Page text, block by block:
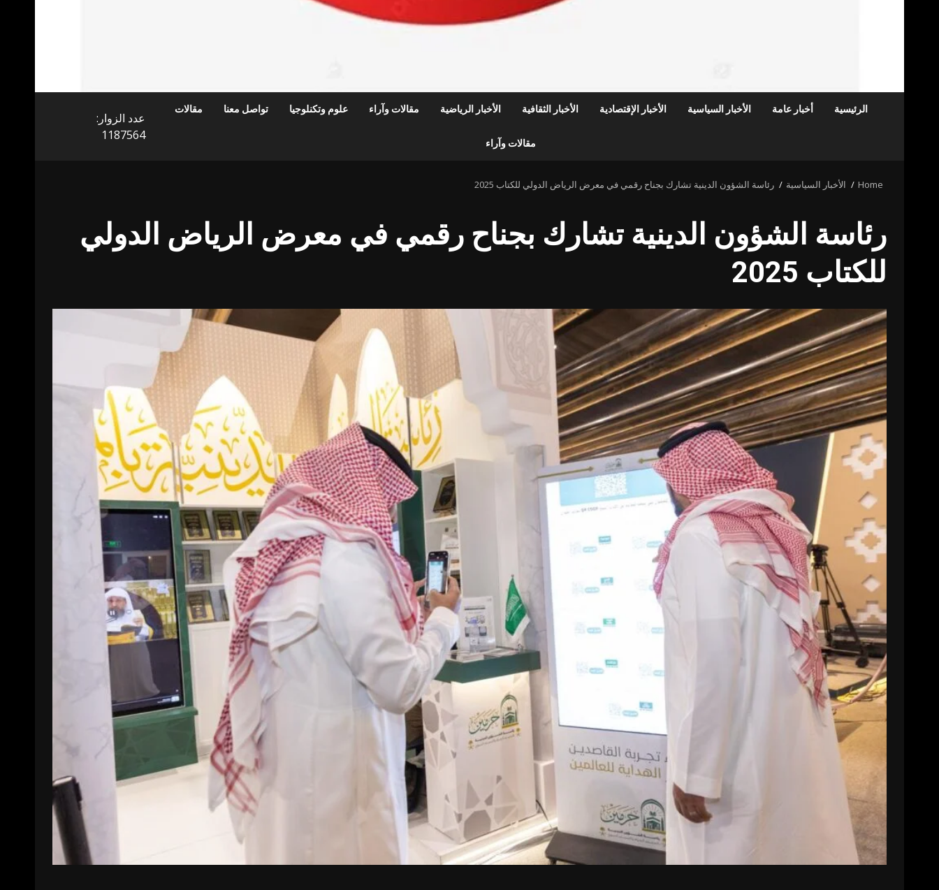
الرئيسية أخبار عامة الأخبار السياسية الأخبار الإقتصادية الأخبار الثقافية الأخبار الرياضية مقالات وآراء علوم وتكنلوجيا تواصل معنا مقالات
مقالات وآراء
عدد الزوار:
1187564
Home الأخبار السياسية رئاسة الشؤون الدينية تشارك بجناح رقمي في معرض الرياض الدولي للكتاب 2025
رئاسة الشؤون الدينية تشارك بجناح رقمي في معرض الرياض الدولي
للكتاب 2025